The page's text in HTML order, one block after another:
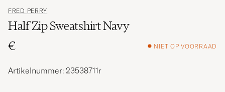
FRED PERRY
Half Zip Sweatshirt Navy
€
NIET OP VOORRAAD
Artikelnummer: 23538711r